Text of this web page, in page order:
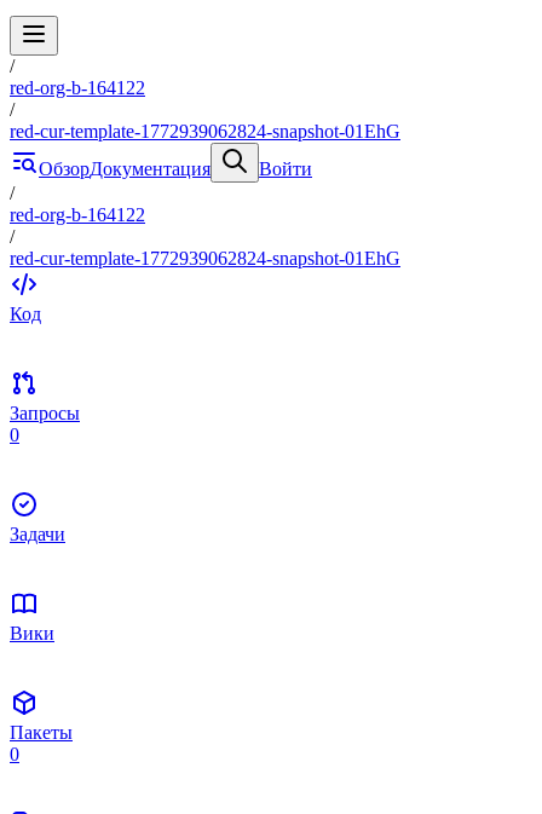
/
red-org-b-164122
/
red-cur-template-1772939062824-snapshot-01EhG
ОбзорДокументация
Войти
/
red-org-b-164122
/
red-cur-template-1772939062824-snapshot-01EhG
Код
Запросы
0
Задачи
Вики
Пакеты
0